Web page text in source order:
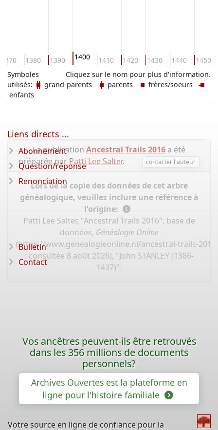
1370 1380 1390 1400 1410 1420 1430 1440 1450
Cliquez sur le nom pour plus d'information.
Symboles
utilisés:
grand-parents parents
frères/soeurs
enfants
La publication Ancestral Trails 2016 a été
préparée par Patti Lee Salter. contacter l'auteur
Lors de la copie des données de cet arbre
généalogique, veuillez inclure une référence à
l'origine:
Patti Lee Salter, "Ancestral Trails 2016", base de
données, Généalogie Online
(https://www.genealogieonline.nl/ancestral-trails-
: consultée 8 août 2026), "John STANLEY (1386-
1437)".
Liens directs ...
Abonnement
Question/réponse
Renonciation
Bulletin
Contact
Vos ancêtres peuvent-ils être retrouvés
dans les 356 millions de documents
personnels?
Archives Ouvertes est la plateforme en
ligne pour l'histoire familiale
Votre source en ligne de confiance pour la